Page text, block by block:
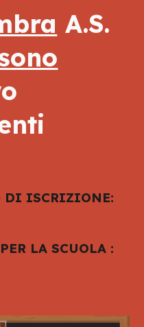
A.S.
DI ISCRIZIONE:
LA SCUOLA :